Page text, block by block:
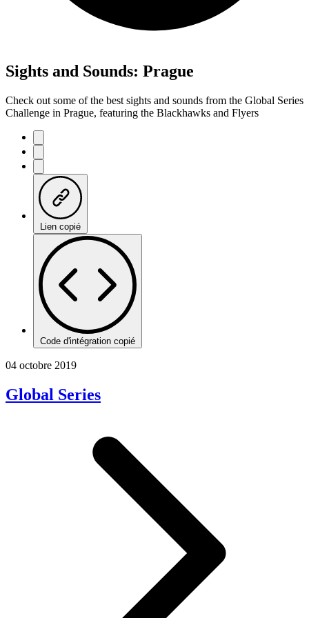
Sights and Sounds: Prague
Check out some of the best sights and sounds from the Global Series
Challenge in Prague, featuring the Blackhawks and Flyers
Lien copié
Code d'intégration copié
04 octobre 2019
Global Series